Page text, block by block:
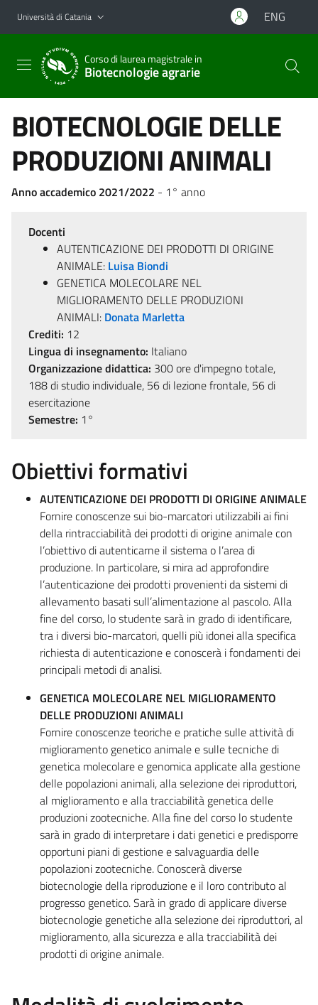
Vai al contenuto principale
Vai al menu di navigazione
Università di Catania ENG
Corso di laurea magistrale in
Biotecnologie agrarie
BIOTECNOLOGIE DELLE
PRODUZIONI ANIMALI
Anno accademico 2021/2022 - 1° anno
Docenti
AUTENTICAZIONE DEI PRODOTTI DI ORIGINE
ANIMALE: Luisa Biondi
GENETICA MOLECOLARE NEL
MIGLIORAMENTO DELLE PRODUZIONI
ANIMALI: Donata Marletta
Crediti: 12
Lingua di insegnamento: Italiano
Organizzazione didattica: 300 ore d'impegno totale,
188 di studio individuale, 56 di lezione frontale, 56 di
esercitazione
Semestre: 1°
Obiettivi formativi
AUTENTICAZIONE DEI PRODOTTI DI ORIGINE ANIMALE
Fornire conoscenze sui bio-marcatori utilizzabili ai fini
della rintracciabilità dei prodotti di origine animale con
l’obiettivo di autenticarne il sistema o l’area di
produzione. In particolare, si mira ad approfondire
l’autenticazione dei prodotti provenienti da sistemi di
allevamento basati sull’alimentazione al pascolo. Alla
fine del corso, lo studente sarà in grado di identificare,
tra i diversi bio-marcatori, quelli più idonei alla specifica
richiesta di autenticazione e conoscerà i fondamenti dei
principali metodi di analisi.
GENETICA MOLECOLARE NEL MIGLIORAMENTO
DELLE PRODUZIONI ANIMALI
Fornire conoscenze teoriche e pratiche sulle attività di
miglioramento genetico animale e sulle tecniche di
genetica molecolare e genomica applicate alla gestione
delle popolazioni animali, alla selezione dei riproduttori,
al miglioramento e alla tracciabilità genetica delle
produzioni zootecniche. Alla fine del corso lo studente
sarà in grado di interpretare i dati genetici e predisporre
opportuni piani di gestione e salvaguardia delle
popolazioni zootecniche. Conoscerà diverse
biotecnologie della riproduzione e il loro contributo al
progresso genetico. Sarà in grado di applicare diverse
biotecnologie genetiche alla selezione dei riproduttori, al
miglioramento, alla sicurezza e alla tracciabilità dei
prodotti di origine animale.